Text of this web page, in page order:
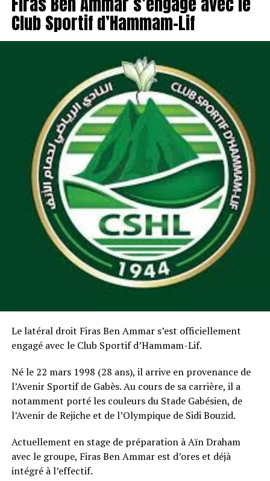
Club Sportif d’Hammam-Lif
Le latéral droit Firas Ben Ammar s’est officiellement
engagé avec le Club Sportif d’Hammam-Lif.
Né le 22 mars 1998 (28 ans), il arrive en provenance de
l’Avenir Sportif de Gabès. Au cours de sa carrière, il a
notamment porté les couleurs du Stade Gabésien, de
l’Avenir de Rejiche et de l’Olympique de Sidi Bouzid.
Actuellement en stage de préparation à Aïn Draham
avec le groupe, Firas Ben Ammar est d’ores et déjà
intégré à l’effectif.